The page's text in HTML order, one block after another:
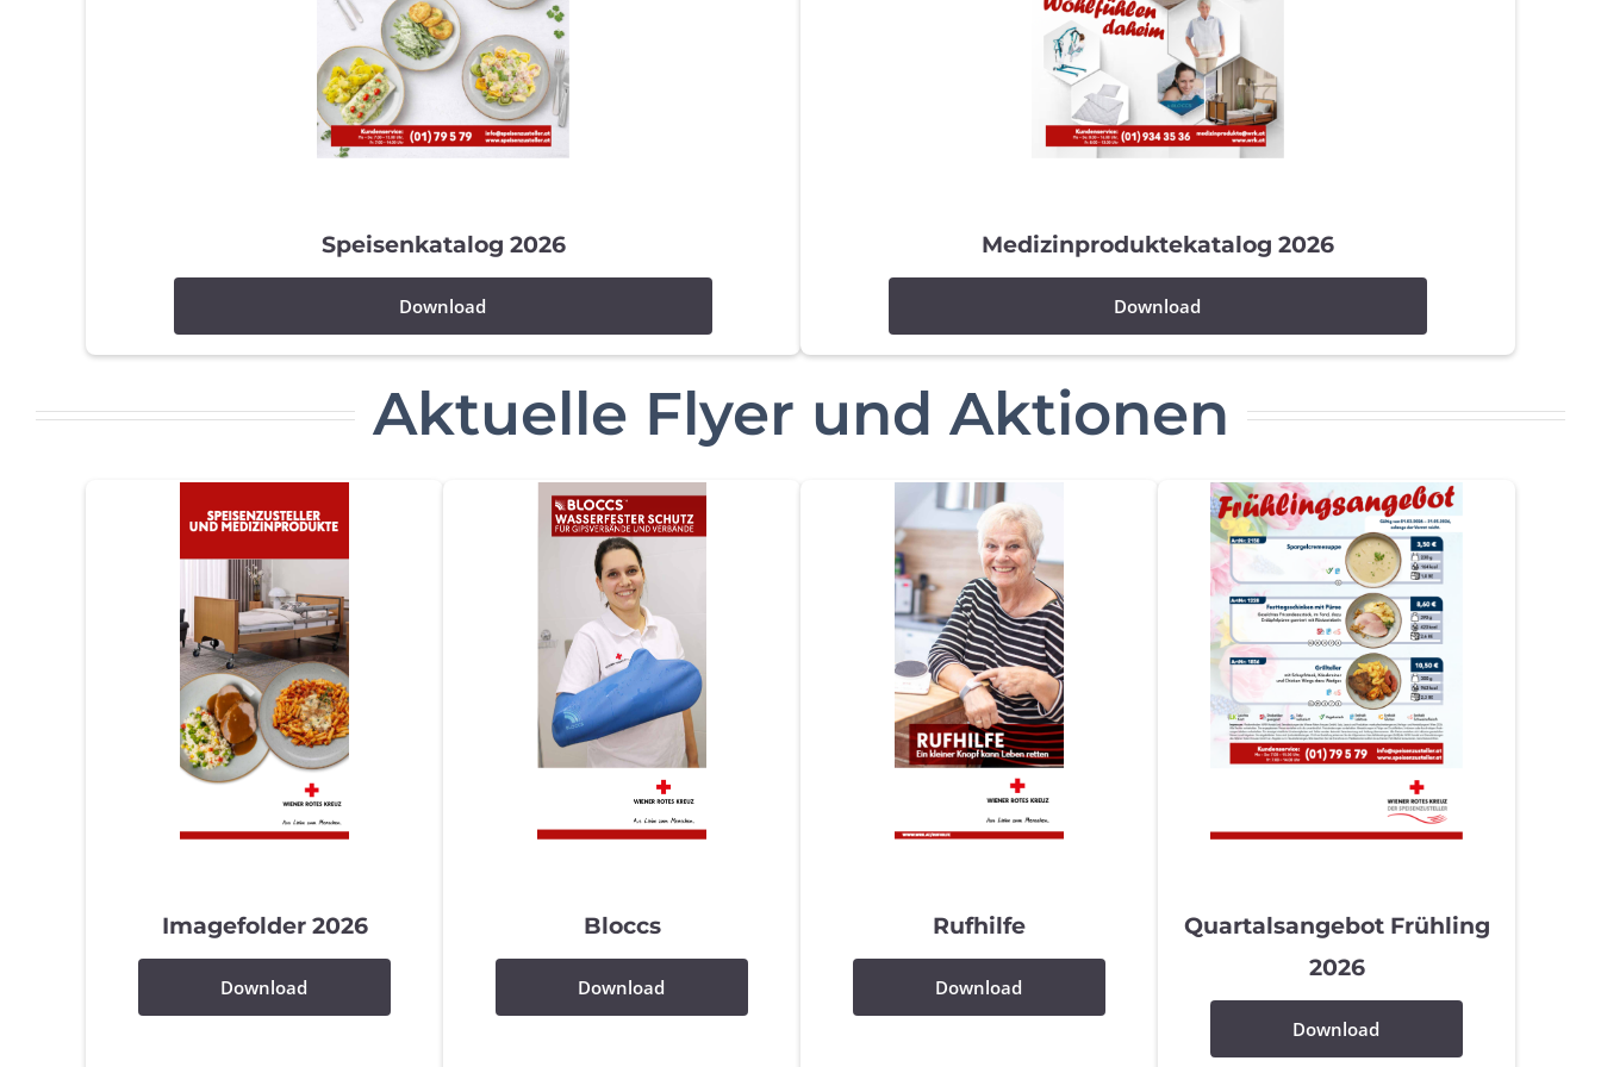
Speisenkatalog 2026
Download
Medizinproduktekatalog 2026
Download
Aktuelle Flyer und Aktionen
Imagefolder 2026
Download
Bloccs
Download
Rufhilfe
Download
Quartalsangebot Frühling
2026
Download